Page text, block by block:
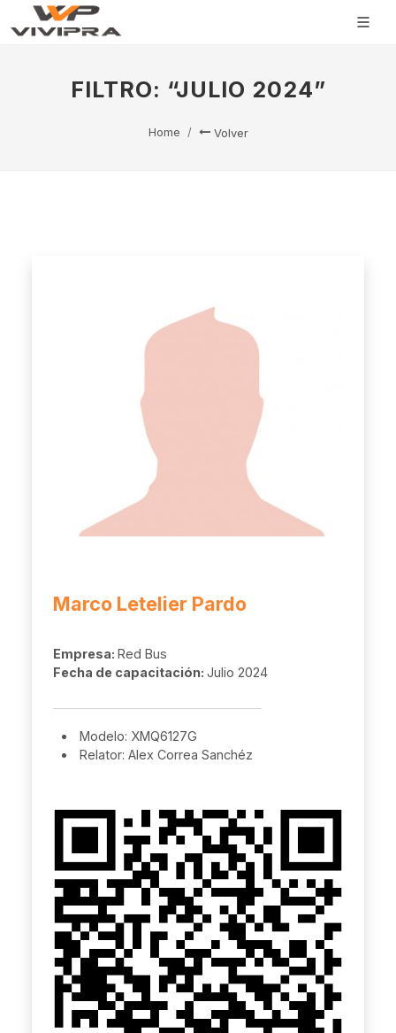
FILTRO: “JULIO 2024”
Home Volver
Marco Letelier Pardo
Empresa: Red Bus
Fecha de capacitación: Julio 2024
Modelo: XMQ6127G
Relator: Alex Correa Sanchéz